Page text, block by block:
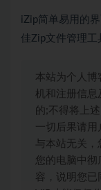
iZip简单易用的
佳Zip文件管理工
本站为个人博
机和注册信息
的;不得将上
一切后果请用
与本站无关
您的电脑中彻
容，说明您已